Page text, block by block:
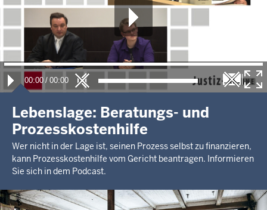
00:00 / 00:00
Lebenslage: Beratungs- und
Prozesskostenhilfe
Wer nicht in der Lage ist, seinen Prozess selbst zu finanzieren,
kann Prozesskostenhilfe vom Gericht beantragen. Informieren
Sie sich in dem Podcast.